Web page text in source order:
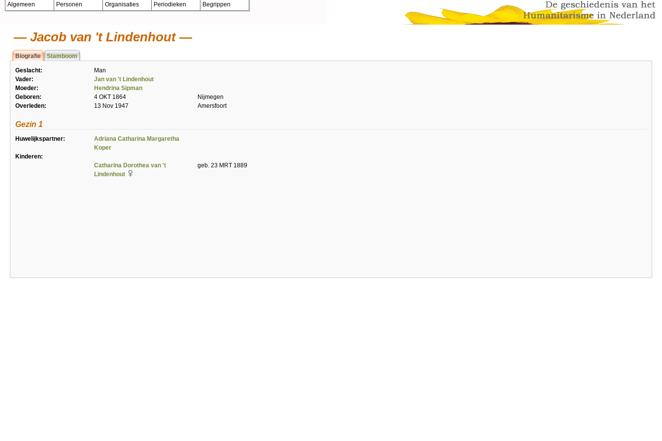
Algemeen Personen Organisaties Periodieken Begrippen
Jacob van 't Lindenhout
Biografie Stamboom
Geslacht:
Man
Vader:
Jan van 't Lindenhout
Moeder:
Hendrina Sipman
Geboren:
4 OKT 1864
Nijmegen
Overleden:
13 Nov 1947 Amersfoort
Gezin 1
Huwelijkspartner:
Adriana Catharina Margaretha
Koper
Kinderen:
Catharina Dorothea van 't
Lindenhout
geb. 23 MRT 1889